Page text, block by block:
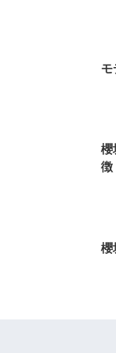
モ
櫻
徴
櫻